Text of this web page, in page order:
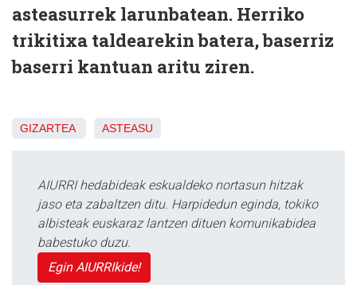
asteasurrek larunbatean. Herriko
trikitixa taldearekin batera, baserriz
baserri kantuan aritu ziren.
GIZARTEA ASTEASU
AIURRI hedabideak eskualdeko nortasun hitzak
jaso eta zabaltzen ditu. Harpidedun eginda, tokiko
albisteak euskaraz lantzen dituen komunikabidea
babestuko duzu.
Egin AIURRIkide!